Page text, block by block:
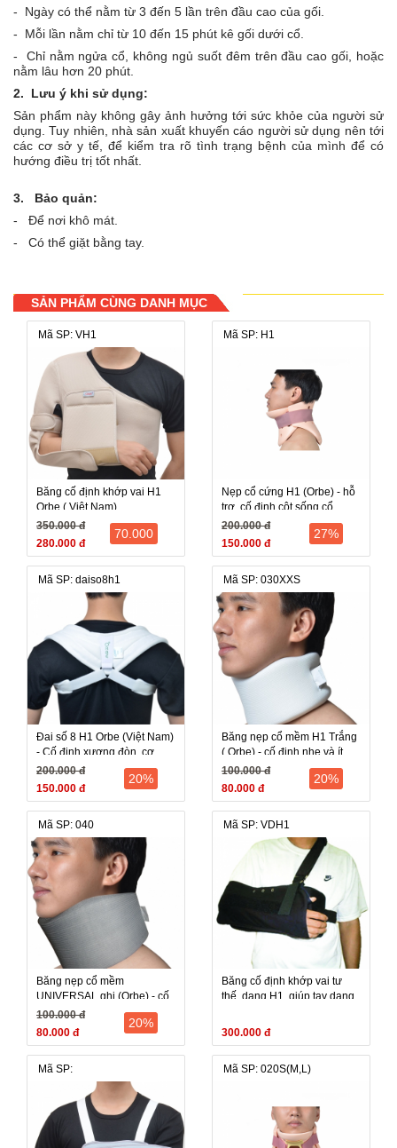
- Ngày có thể nằm từ 3 đến 5 lần trên đầu cao của gối.
- Mỗi lần nằm chỉ từ 10 đến 15 phút kê gối dưới cổ.
- Chỉ nằm ngửa cổ, không ngủ suốt đêm trên đầu cao gối, hoặc
nằm lâu hơn 20 phút.
2. Lưu ý khi sử dụng:
Sản phẩm này không gây ảnh hưởng tới sức khỏe của người sử
dụng. Tuy nhiên, nhà sản xuất khuyến cáo người sử dụng nên tới
các cơ sở y tế, để kiểm tra rõ tình trạng bệnh của mình để có
hướng điều trị tốt nhất.
3. Bảo quản:
- Để nơi khô mát.
- Có thể giặt bằng tay.
SẢN PHẨM CÙNG DANH MỤC
Mã SP: VH1
Băng cố định khớp vai H1
Orbe ( Việt Nam)
350.000 đ
280.000 đ
70.000
Mã SP: H1
Nẹp cổ cứng H1 (Orbe) - hỗ
trợ, cố định cột sống cổ
200.000 đ
150.000 đ
27%
Mã SP: daiso8h1
Đai số 8 H1 Orbe (Việt Nam)
- Cố định xương đòn, cơ
khớp ức
200.000 đ
150.000 đ
20%
Mã SP: 030XXS
Băng nẹp cổ mềm H1 Trắng
( Orbe) - cố định nhẹ và ít
vận động
100.000 đ
80.000 đ
20%
Mã SP: 040
Băng nẹp cổ mềm
UNIVERSAL ghi (Orbe) - cố
định nhẹ và ít vận động
100.000 đ
80.000 đ
20%
Mã SP: VDH1
Băng cố định khớp vai tư
thế, dạng H1, giúp tay dạng
300.000 đ
Mã SP: Mã SP: 020S(M,L)